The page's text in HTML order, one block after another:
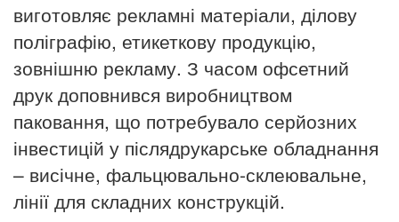
виготовляє рекламні матеріали, ділову
поліграфію, етикеткову продукцію,
зовнішню рекламу. З часом офсетний
друк доповнився виробництвом
паковання, що потребувало серйозних
інвестицій у післядрукарське обладнання
– висічне, фальцювально-склеювальне,
лінії для складних конструкцій.